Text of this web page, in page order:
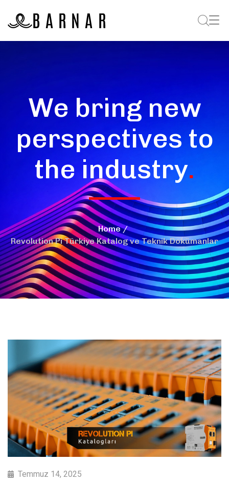
We bring new
perspectives to
the industry.
Home
Revolution Pi Türkiye Katalog ve Teknik Dokümanlar
Temmuz 14, 2025